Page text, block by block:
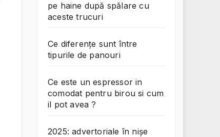
pe haine după spălare cu
aceste trucuri
Ce diferențe sunt între
tipurile de panouri
Ce este un espressor in
comodat pentru birou si cum
il pot avea ?
2025: advertoriale în nișe